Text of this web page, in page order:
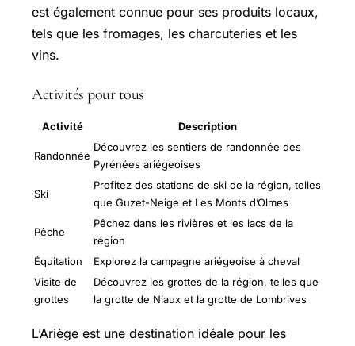
est également connue pour ses produits locaux,
tels que les fromages, les charcuteries et les
vins.
Activités pour tous
Activité Description
Randonnée
Découvrez les sentiers de randonnée des
Pyrénées ariégeoises
Ski
Profitez des stations de ski de la région, telles
que Guzet-Neige et Les Monts d’Olmes
Pêche
Pêchez dans les rivières et les lacs de la
région
Équitation
Explorez la campagne ariégeoise à cheval
Visite de
grottes
Découvrez les grottes de la région, telles que
la grotte de Niaux et la grotte de Lombrives
L’Ariège est une destination idéale pour les